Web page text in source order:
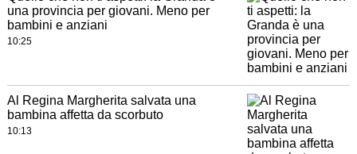
una provincia per giovani. Meno per
bambini e anziani
10:25
Al Regina Margherita salvata una
bambina affetta da scorbuto
10:13